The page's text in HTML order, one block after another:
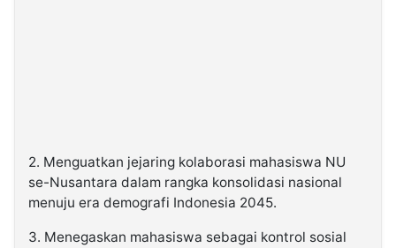
2. Menguatkan jejaring kolaborasi mahasiswa NU
se-Nusantara dalam rangka konsolidasi nasional
menuju era demografi Indonesia 2045.
3. Menegaskan mahasiswa sebagai kontrol sosial